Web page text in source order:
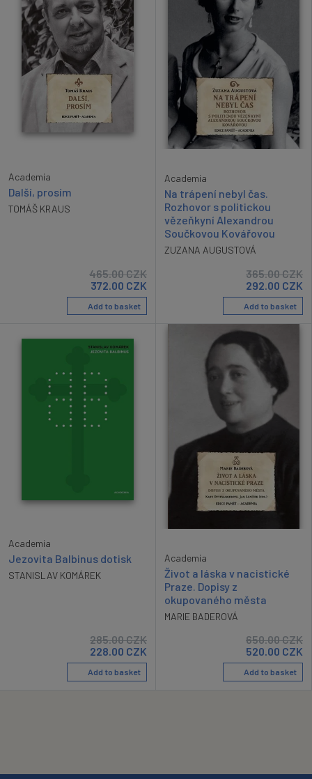
Academia
Další, prosím
TOMÁŠ KRAUS
465.00CZK
372.00 CZK
Add to basket
Academia
Na trápení nebyl čas.
Rozhovor s politickou
vězeňkyní Alexandrou
Součkovou Kovářovou
ZUZANA AUGUSTOVÁ
365.00CZK
292.00 CZK
Add to basket
Academia
Jezovita Balbinus dotisk
STANISLAV KOMÁREK
285.00CZK
228.00 CZK
Add to basket
Academia
Život a láska v nacistické
Praze. Dopisy z
okupovaného města
MARIE BADEROVÁ
650.00CZK
520.00 CZK
Add to basket